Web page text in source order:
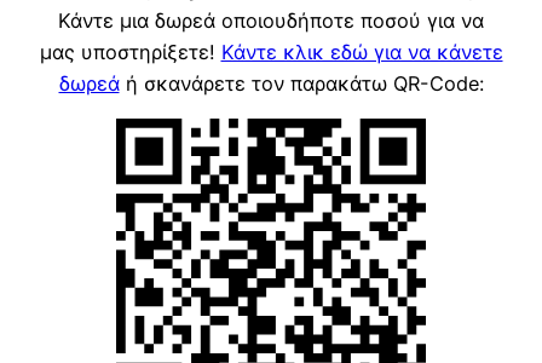
Κάντε μια δωρεά οποιουδήποτε ποσού για να
μας υποστηρίξετε! Κάντε κλικ εδώ για να κάνετε
δωρεάή σκανάρετε τον παρακάτω QR-Code: